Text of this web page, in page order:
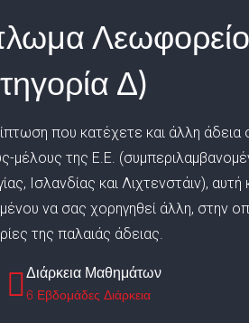
Δ)
που κατέχετε και άλλη άδεια
μέλους της Ε.Ε.
Ισλανδίας και Λιχτενστάιν),
να σας χορηγηθεί άλλη, στην
της παλαιάς άδειας.
Διάρκεια Μαθημάτων
6 Εβδομάδες Διάρκεια